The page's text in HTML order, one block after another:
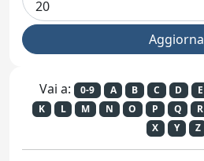
Vai a: 0-9 A B C D E
K
L M N O P Q R
X
Y Z